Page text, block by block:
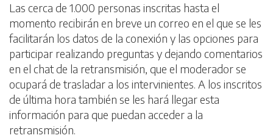
Las cerca de 1.000 personas inscritas hasta el
momento recibirán en breve un correo en el que se les
facilitarán los datos de la conexión y las opciones para
participar realizando preguntas y dejando comentarios
en el chat de la retransmisión, que el moderador se
ocupará de trasladar a los intervinientes. A los inscritos
de última hora también se les hará llegar esta
información para que puedan acceder a la
retransmisión.